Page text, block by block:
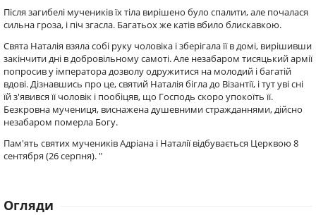
Після загибелі мучеників їх тіла вирішено було спалити, але почалася
сильна гроза, і піч згасла. Багатьох же катів вбило блискавкою.
Свята Наталія взяла собі руку чоловіка і зберігала її в домі, вирішивши
закінчити дні в добровільному самоті. Але незабаром тисяцький армії
попросив у імператора дозволу одружитися на молодий і багатій
вдові. Дізнавшись про це, святий Наталія бігла до Візантії, і тут уві сні
їй з'явився її чоловік і пообіцяв, що Господь скоро упокоїть її.
Безкровна мучениця, виснажена душевними стражданнями, дійсно
незабаром померла Богу.
Пам'ять святих мучеників Адріана і Наталії відбувається Церквою 8
сентября (26 серпня). "
Огляди